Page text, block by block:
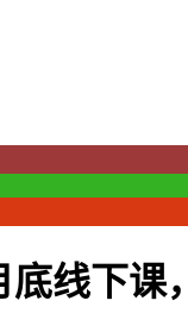
线下